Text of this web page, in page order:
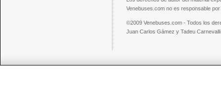
Venebuses.com no es responsable
©2009 Venebuses.com - Todos los
Juan Carlos Gámez y Tadeu Carnevalli